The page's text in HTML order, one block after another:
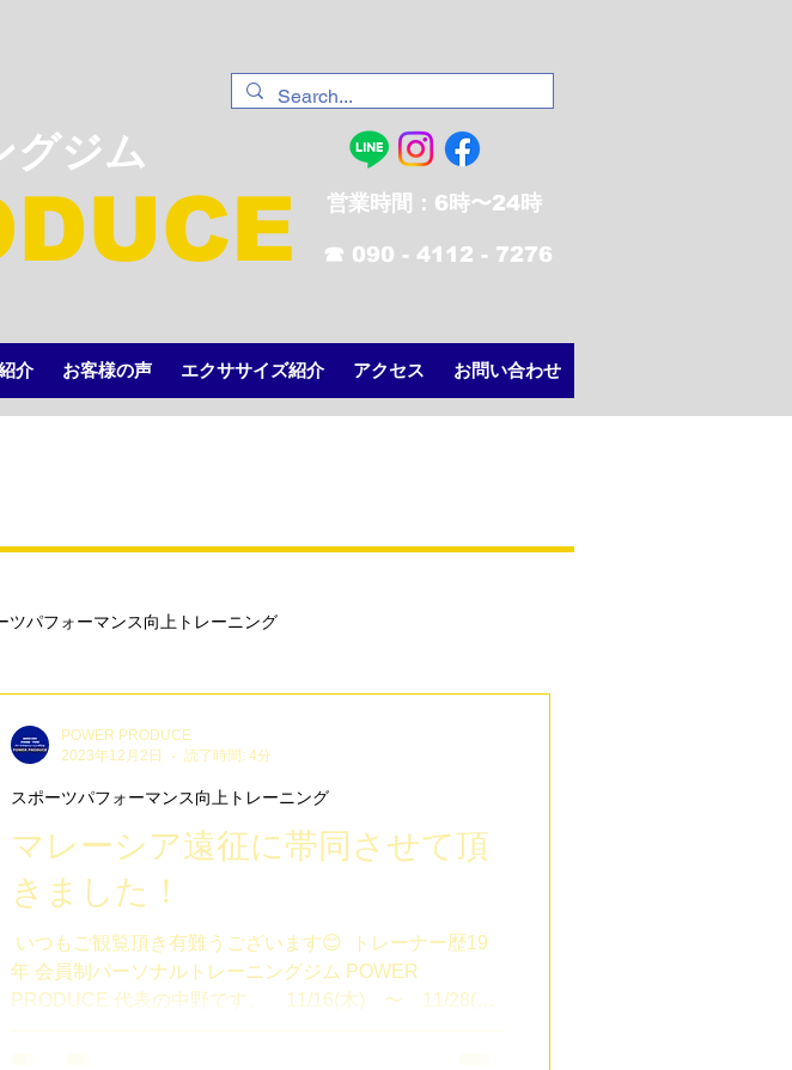
ジム
営業時間：6時〜24時
☎︎ 090 - 4112 - 7276
介 お客様の声 エクササイズ紹介 アクセス お問い合わせ
ツパフォーマンス向上トレーニング
ご活躍
ング 大学生トレーニング
ーニング 高校生トレーニング HALEOサプリメント
マレーシア遠征に帯同させて頂
きました！
⁡ ⁡いつもご観覧頂き有難うございます😊 ⁡ トレーナー歴19
年 会員制パーソナルトレーニングジム POWER
PRODUCE 代表の中野です。 ⁡ ⁡ ⁡ 11/16(木) 〜 11/28(火)
スポーツパフォーマンス向上トレーニング
POWER PRODUCE
2023年12月2日
読了時間: 4分